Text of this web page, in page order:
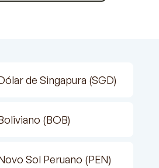
de Singapura (SGD)
(BOB)
Sol Peruano (PEN)